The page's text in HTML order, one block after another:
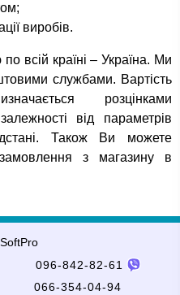
виробів.
всій країні – Україна. Ми
службами. Вартість
розцінками
від параметрів
Також Ви можете
з магазину в
096-842-82-61
066-354-04-94